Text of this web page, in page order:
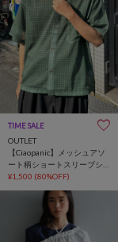
TIME SALE
OUTLET
【Ciaopanic】メッシュアソ
ート柄ショートスリーブシ
ャツ
¥1,500 (80%OFF)